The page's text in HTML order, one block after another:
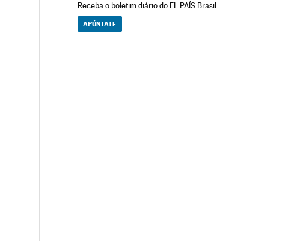
Receba o boletim diário do EL PAÍS Brasil
APÚNTATE